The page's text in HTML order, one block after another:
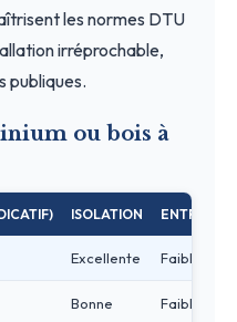
les normes DTU
irréprochable,
publiques.
ou bois à
ISOLATION ENTRETIEN
Excellente Faible
Bonne Faible